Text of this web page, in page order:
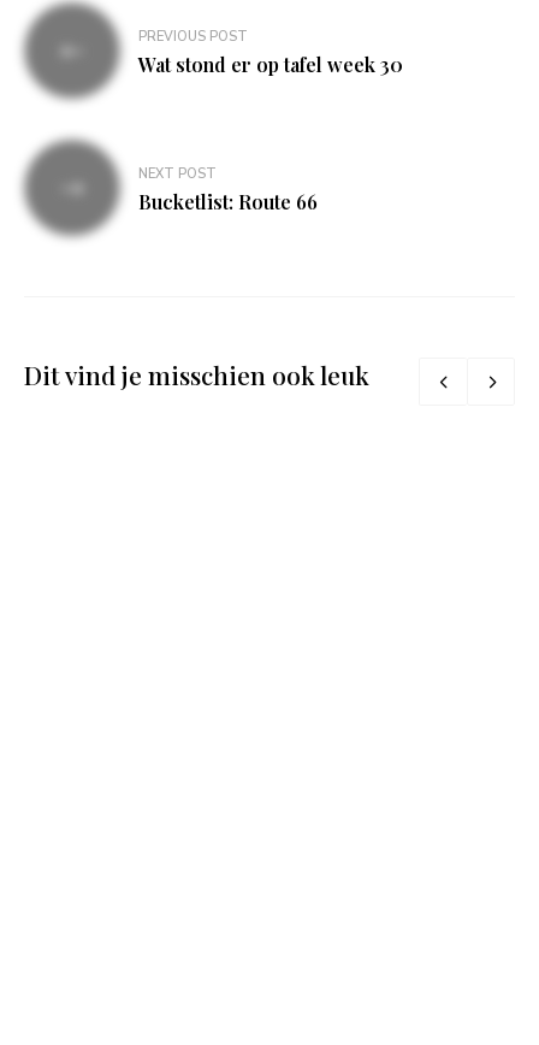
Bericht
navigatie
PREVIOUS POST
Wat stond er op tafel week 30
NEXT POST
Bucketlist: Route 66
Dit vind je misschien ook leuk